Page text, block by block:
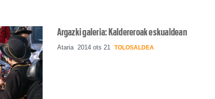
Argazki galeria: Kaldereroak eskualdean
Ataria 2014 ots 21 TOLOSALDEA